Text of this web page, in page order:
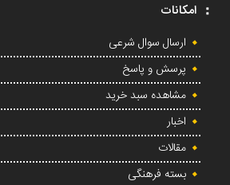
امکانات
ارسال سوال شرعی
پرسش و پاسخ
مشاهده سبد خرید
اخبار
مقالات
بسته فرهنگی